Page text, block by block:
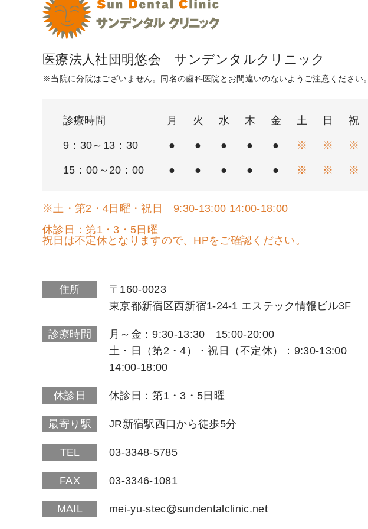
医療法人社団明悠会 サンデンタルクリニック
※当院に分院はございません。同名の歯科医院とお間違いのないようご注意ください。
診療時間 月 火 水 木 金 土 日 祝
9：30～13：30 ● ● ● ● ● ※ ※ ※
15：00～20：00 ● ● ● ● ● ※ ※ ※
※土・第2・4日曜・祝日 9:30-13:00 14:00-18:00
休診日：第1・3・5日曜
祝日は不定休となりますので、HPをご確認ください。
住所
〒160-0023
東京都新宿区西新宿1-24-1 エステック情報ビル3F
診療時間
月～金：9:30-13:30 15:00-20:00
土・日（第2・4）・祝日（不定休）：9:30-13:00
14:00-18:00
休診日 休診日：第1・3・5日曜
最寄り駅 JR新宿駅西口から徒歩5分
TEL 03-3348-5785
FAX 03-3346-1081
MAIL mei-yu-stec@sundentalclinic.net